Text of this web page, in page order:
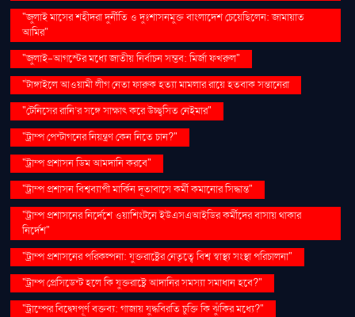
"জুলাই মাসের শহীদরা দুর্নীতি ও দুঃশাসনমুক্ত বাংলাদেশ চেয়েছিলেন: জামায়াত
আমির"
"জুলাই-আগস্টের মধ্যে জাতীয় নির্বাচন সম্ভব: মির্জা ফখরুল"
"টাঙ্গাইলে আওয়ামী লীগ নেতা ফারুক হত্যা মামলার রায়ে হতবাক সন্তানেরা
"টেনিসের রানি’র সঙ্গে সাক্ষাৎ করে উচ্ছ্বসিত নেইমার"
"ট্রাম্প পেন্টাগনের নিয়ন্ত্রণ কেন নিতে চান?"
"ট্রাম্প প্রশাসন ডিম আমদানি করবে"
"ট্রাম্প প্রশাসন বিশ্বব্যাপী মার্কিন দূতাবাসে কর্মী কমানোর সিদ্ধান্ত"
"ট্রাম্প প্রশাসনের নির্দেশে ওয়াশিংটনে ইউএসএআইডির কর্মীদের বাসায় থাকার
নির্দেশ"
"ট্রাম্প প্রশাসনের পরিকল্পনা: যুক্তরাষ্ট্রের নেতৃত্বে বিশ্ব স্বাস্থ্য সংস্থা পরিচালনা"
"ট্রাম্প প্রেসিডেন্ট হলে কি যুক্তরাষ্ট্রে আদানির সমস্যা সমাধান হবে?"
"ট্রাম্পের বিদ্বেষপূর্ণ বক্তব্য: গাজায় যুদ্ধবিরতি চুক্তি কি ঝুঁকির মধ্যে?"